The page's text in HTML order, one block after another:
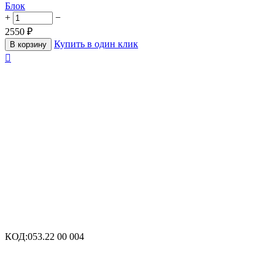
Блок
+
−
2550 ₽
В корзину
Купить в один клик

КОД:053.22 00 004